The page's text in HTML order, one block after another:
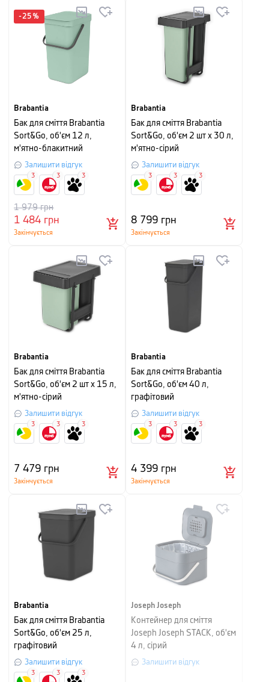
-25 %
Brabantia
Бак для сміття Brabantia
Sort&Go, об'єм 12 л,
м'ятно-блакитний
Залишити відгук
1 484 грн
1 979грн
Закінчується
3 3 3
Brabantia
Бак для сміття Brabantia
Sort&Go, об'єм 2 шт x 30 л,
м'ятно-сірий
Залишити відгук
8 799 грн
Закінчується
3 3 3
Brabantia
Бак для сміття Brabantia
Sort&Go, об'єм 2 шт x 15 л,
м'ятно-сірий
Залишити відгук
7 479 грн
Закінчується
3 3 3
Brabantia
Бак для сміття Brabantia
Sort&Go, об'єм 40 л,
графітовий
Залишити відгук
4 399 грн
Закінчується
3 3 3
Brabantia
Бак для сміття Brabantia
Sort&Go, об'єм 25 л,
графітовий
Залишити відгук
3 3 3
Joseph Joseph
Контейнер для сміття
Joseph Joseph STACK, об'єм
4 л, сірий
Залишити відгук